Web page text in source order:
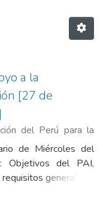
a la
[27 de
del Perú para la
, 2019-02-27)
de Miércoles del
Objetivos del PAI,
generales y
de